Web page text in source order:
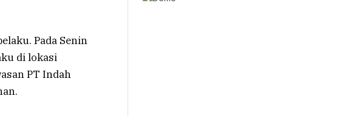
Pada Senin
di lokasi
PT Indah